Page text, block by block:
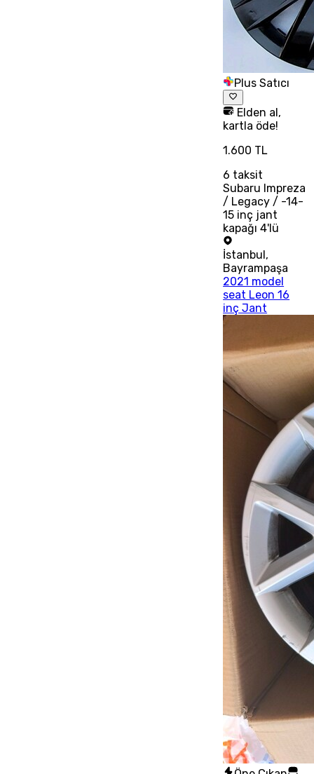
Plus Satıcı
Elden al,
kartla öde!
1.600 TL
6 taksit
Subaru Impreza
/ Legacy / -14-
15 inç jant
kapağı 4'lü
İstanbul,
Bayrampaşa
2021 model
seat Leon 16
inç Jant